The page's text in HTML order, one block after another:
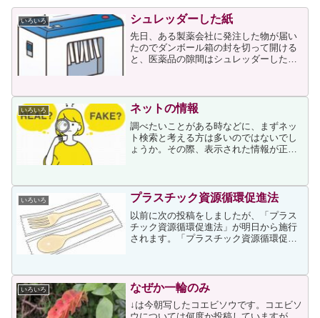
いろいろ シュレッダーした紙
先日、ある製薬会社に発注した物が届い
たのでダンボール箱の封を切って開ける
と、医薬品の隙間はシュレッダーした紙
昨今に、顧客に送る荷物のパッキンとし
てシュレッダーした紙を使...
いろいろ ネットの情報
調べたいことがある時などに、まずネッ
ト検索と考える方は多いのではないでし
ょうか。その際、表示された情報が正し
療情報について小児科医が書いているの
ですが、その他のネット上...
いろいろ プラスチック資源循環促進法
以前に次の投稿をしましたが、「プラス
チック資源循環促進法」が明日から施行
されます。「プラスチック資源循環促進
れについて、次のページにわかりやすく
書かれていました。上記事...
いろいろ なぜか一輪のみ
↓は今朝写したコエビソウです。コエビソ